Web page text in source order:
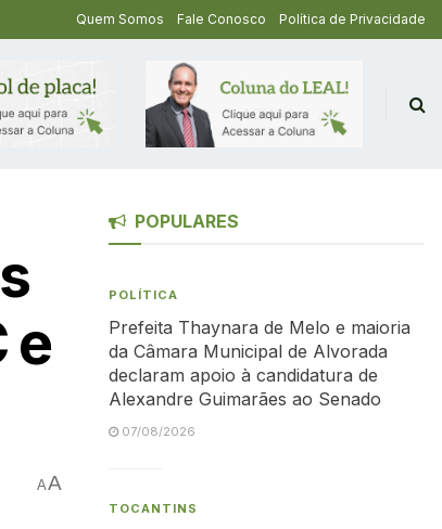
Quem Somos Fale Conosco Política de Privacidade
e
AA
POPULARES
POLÍTICA
Prefeita Thaynara de Melo e maioria
da Câmara Municipal de Alvorada
declaram apoio à candidatura de
Alexandre Guimarães ao Senado
07/08/2026
TOCANTINS